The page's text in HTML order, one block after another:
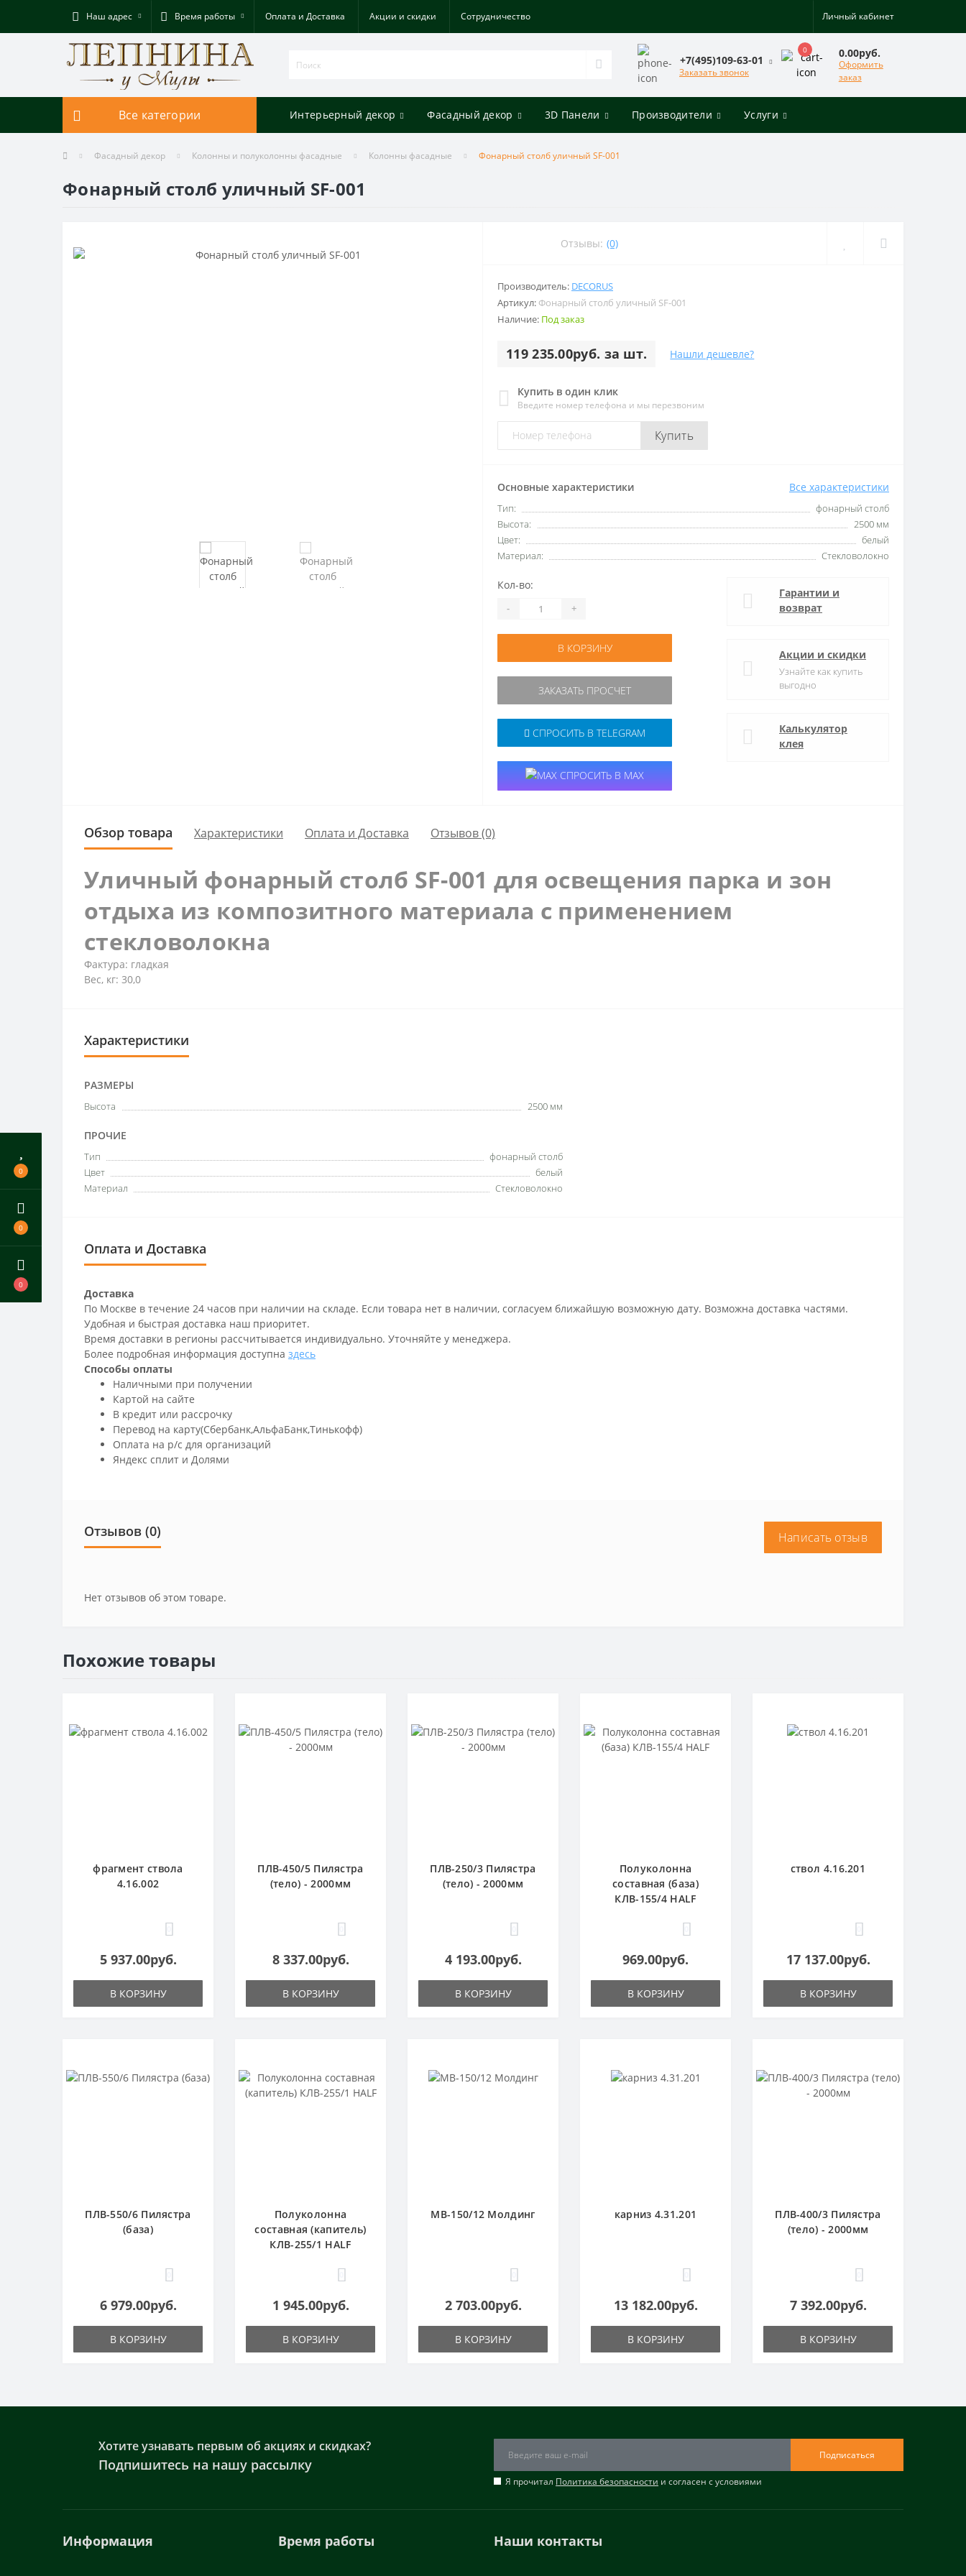
0
0
0
Наш адрес Время работы Оплата и Доставка Акции и скидки Cотрудничество Личный кабинет
+7(495)109-63-01
Заказать звонок
0 0.00руб.
Оформить
заказ
Все категории Интерьерный декор Фасадный декор 3D Панели Производители Услуги
Фасадный декор Колонны и полуколонны фасадные Колонны фасадные Фонарный столб уличный SF-001
Фонарный столб уличный SF-001
Отзывы: (0)
Производитель: DECORUS
Артикул: Фонарный столб уличный SF-001
Наличие: Под заказ
119 235.00руб. за шт. Нашли дешевле?
Купить в один клик
Введите номер телефона и мы перезвоним
Купить
Основные характеристики Все характеристики
Тип:
фонарный столб
Высота:
2500 мм
Цвет:
белый
Материал:
Стекловолокно
Кол-во:
- +
В КОРЗИНУ
ЗАКАЗАТЬ ПРОСЧЕТ
СПРОСИТЬ В TELEGRAM
СПРОСИТЬ В MAX
Гарантии и
возврат
Акции и скидки
Узнайте как купить
выгодно
Калькулятор
клея
Обзор товара Характеристики Оплата и Доставка Отзывов (0)
Уличный фонарный столб SF-001 для освещения парка и зон
отдыха из композитного материала с применением
стекловолокна
Фактура: гладкая
Вес, кг: 30,0
Характеристики
РАЗМЕРЫ
Высота 2500 мм
ПРОЧИЕ
Тип
фонарный столб
Цвет
белый
Материал
Стекловолокно
Оплата и Доставка
Доставка
По Москве в течение 24 часов при наличии на складе. Если товара нет в наличии, согласуем ближайшую возможную дату. Возможна доставка частями.
Удобная и быстрая доставка наш приоритет.
Время доставки в регионы рассчитывается индивидуально. Уточняйте у менеджера.
Более подробная информация доступна здесь
Способы оплаты
Наличными при получении
Картой на сайте
В кредит или рассрочку
Перевод на карту(Сбербанк,АльфаБанк,Тинькофф)
Оплата на р/c для организаций
Яндекс сплит и Долями
Отзывов (0) Написать отзыв
Нет отзывов об этом товаре.
Похожие товары
фрагмент ствола
4.16.002
5 937.00руб.
В КОРЗИНУ
ПЛВ-450/5 Пилястра
(тело) - 2000мм
8 337.00руб.
В КОРЗИНУ
ПЛВ-250/3 Пилястра
(тело) - 2000мм
4 193.00руб.
В КОРЗИНУ
Полуколонна
составная (база)
КЛВ-155/4 HALF
969.00руб.
В КОРЗИНУ
ствол 4.16.201
17 137.00руб.
В КОРЗИНУ
ПЛВ-550/6 Пилястра
(база)
6 979.00руб.
В КОРЗИНУ
Полуколонна
составная (капитель)
КЛВ-255/1 HALF
1 945.00руб.
В КОРЗИНУ
МВ-150/12 Молдинг
2 703.00руб.
В КОРЗИНУ
карниз 4.31.201
13 182.00руб.
В КОРЗИНУ
ПЛВ-400/3 Пилястра
(тело) - 2000мм
7 392.00руб.
В КОРЗИНУ
Хотите узнавать первым об акциях и скидках?
Подпишитесь на нашу рассылку
Подписаться
Я прочитал Политика безопасности и согласен с условиями
Информация Время работы Наши контакты